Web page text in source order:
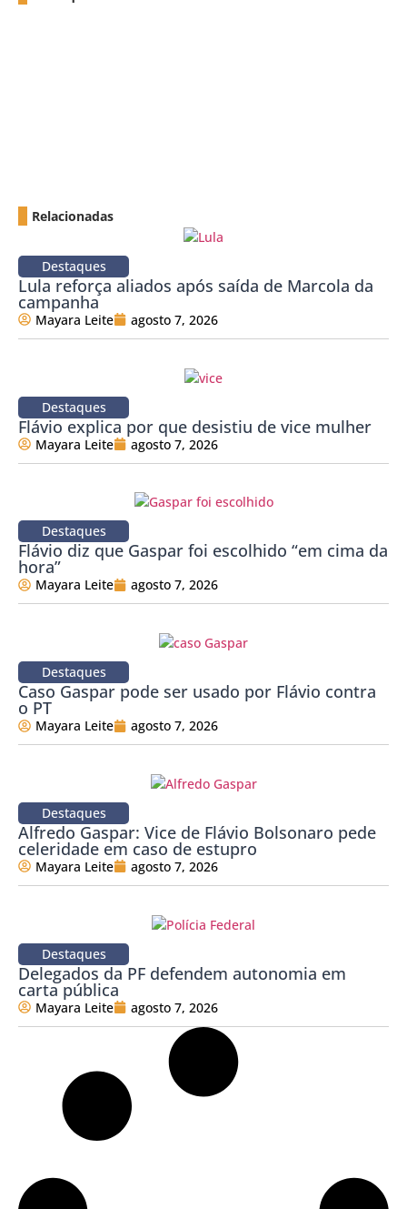
Relacionadas
Destaques
Lula reforça aliados após saída de Marcola da
campanha
Mayara Leite agosto 7, 2026
Destaques
Flávio explica por que desistiu de vice mulher
Mayara Leite agosto 7, 2026
Destaques
Flávio diz que Gaspar foi escolhido “em cima da
hora”
Mayara Leite agosto 7, 2026
Destaques
Caso Gaspar pode ser usado por Flávio contra
o PT
Mayara Leite agosto 7, 2026
Destaques
Alfredo Gaspar: Vice de Flávio Bolsonaro pede
celeridade em caso de estupro
Mayara Leite agosto 7, 2026
Destaques
Delegados da PF defendem autonomia em
carta pública
Mayara Leite agosto 7, 2026